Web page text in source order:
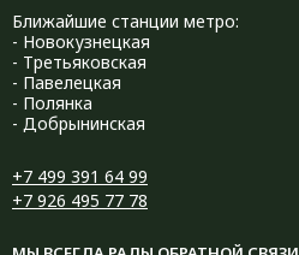
Ближайшие станции метро:
- Новокузнецкая
- Третьяковская
- Павелецкая
- Полянка
- Добрынинская
+7 499 391 64 99
+7 926 495 77 78